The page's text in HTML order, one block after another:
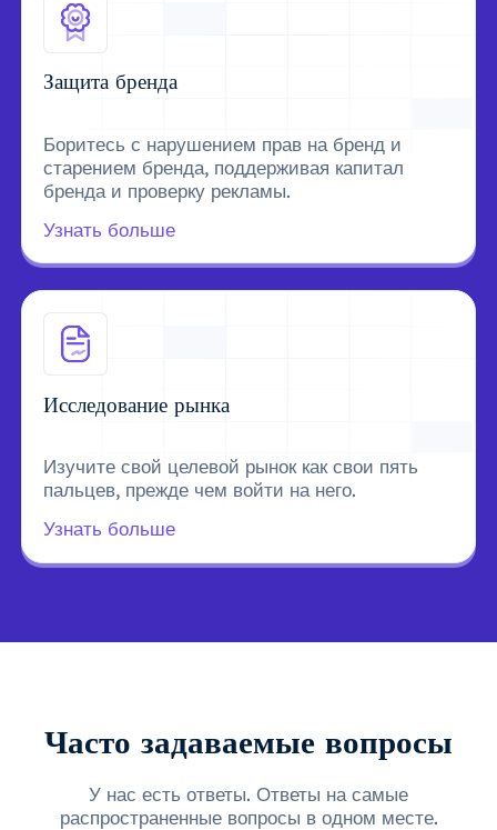
Защита бренда
Боритесь с нарушением прав на бренд и
старением бренда, поддерживая капитал
бренда и проверку рекламы.
Узнать больше
Исследование рынка
Изучите свой целевой рынок как свои пять
пальцев, прежде чем войти на него.
Узнать больше
Часто задаваемые вопросы
У нас есть ответы. Ответы на самые
распространенные вопросы в одном месте.